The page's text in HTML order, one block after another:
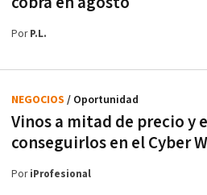
PorP.L.
Vinos a mitad de precio y
conseguirlos en el Cyber
NEGOCIOS / Oportunidad
PoriProfesional